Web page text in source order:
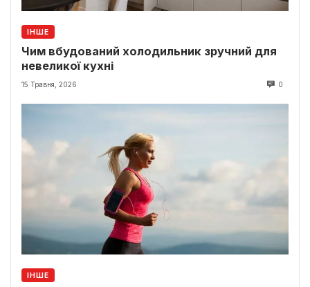
ІНШЕ
Чим вбудований холодильник зручний для
невеликої кухні
15 Травня, 2026 0
ІНШЕ